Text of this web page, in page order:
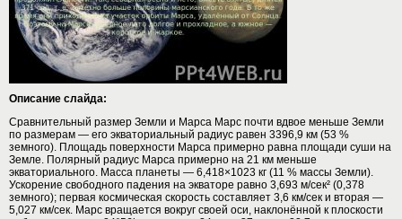
Описание слайда:
Сравнительный размер Земли и Марса Марс почти вдвое меньше Земли
по размерам — его экваториальный радиус равен 3396,9 км (53 %
земного). Площадь поверхности Марса примерно равна площади суши на
Земле. Полярный радиус Марса примерно на 21 км меньше
экваториального. Масса планеты — 6,418×1023 кг (11 % массы Земли).
Ускорение свободного падения на экваторе равно 3,693 м/сек² (0,378
земного); первая космическая скорость составляет 3,6 км/сек и вторая —
5,027 км/сек. Марс вращается вокруг своей оси, наклонённой к плоскости